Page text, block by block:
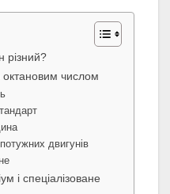
різний?
октановим числом
двигунів
і спеціалізоване